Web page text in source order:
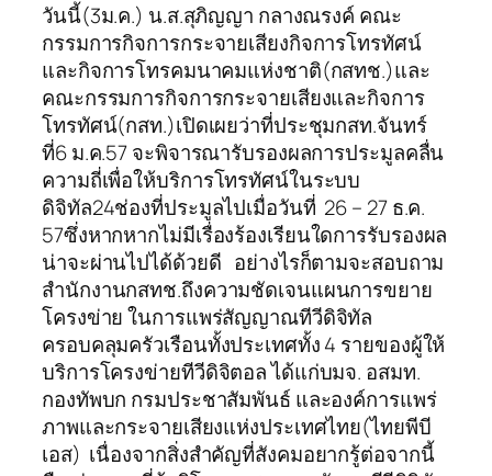
วันนี้(3ม.ค.) น.ส.สุภิญญา กลางณรงค์ คณะ
กรรมการกิจการกระจายเสียงกิจการโทรทัศน์
และกิจการโทรคมนาคมแห่งชาติ(กสทช.)และ
คณะกรรมการกิจการกระจายเสียงและกิจการ
โทรทัศน์(กสท.)เปิดเผยว่าที่ประชุมกสท.จันทร์
ที่6 ม.ค.57 จะพิจารณารับรองผลการประมูลคลื่น
ความถี่เพื่อให้บริการโทรทัศน์ในระบบ
ดิจิทัล24ช่องที่ประมูลไปเมื่อวันที่ 26 – 27 ธ.ค.
57ซึ่งหากหากไม่มีเรื่องร้องเรียนใดการรับรองผล
น่าจะผ่านไปได้ด้วยดี อย่างไรก็ตามจะสอบถาม
สำนักงานกสทช.ถึงความชัดเจนแผนการขยาย
โครงข่าย ในการแพร่สัญญาณทีวีดิจิทัล
ครอบคลุมครัวเรือนทั้งประเทศทั้ง 4 รายของผู้ให้
บริการโครงข่ายทีวีดิจิตอล ได้แก่บมจ. อสมท.
กองทัพบก กรมประชาสัมพันธ์ และองค์การแพร่
ภาพและกระจายเสียงแห่งประเทศไทย(ไทยพีบี
เอส) เนื่องจากสิ่งสำคัญที่สังคมอยากรู้ต่อจากนี้